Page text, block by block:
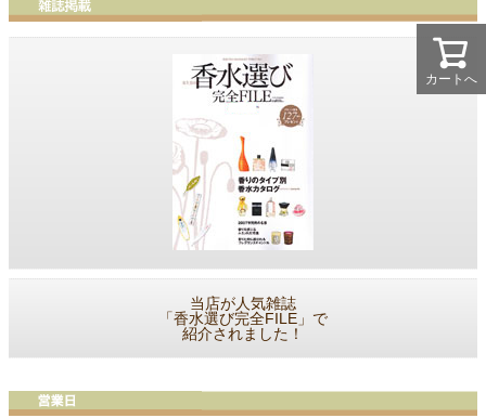
カートへ
当店が人気雑誌
「香水選び完全FILE」で
紹介されました！